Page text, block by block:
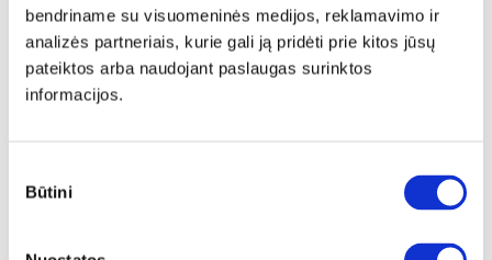
bendriname su visuomeninės medijos, reklamavimo ir
analizės partneriais, kurie gali ją pridėti prie kitos jūsų
pateiktos arba naudojant paslaugas surinktos
informacijos.
pasirinkimas
Būtini